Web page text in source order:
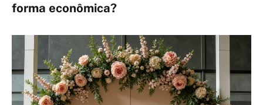
forma econômica?